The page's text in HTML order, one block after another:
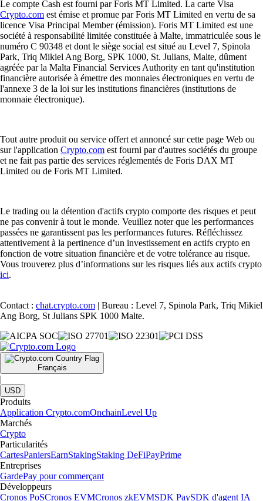
Le compte Cash est fourni par Foris MT Limited. La carte Visa
Crypto.com est émise et promue par Foris MT Limited en vertu de sa
licence Visa Principal Member (émission). Foris MT Limited est une
société à responsabilité limitée constituée à Malte, immatriculée sous le
numéro C 90348 et dont le siège social est situé au Level 7, Spinola
Park, Triq Mikiel Ang Borg, SPK 1000, St. Julians, Malte, dûment
agréée par la Malta Financial Services Authority en tant qu'institution
financière autorisée à émettre des monnaies électroniques en vertu de
l'annexe 3 de la loi sur les institutions financières (institutions de
monnaie électronique).
Tout autre produit ou service offert et annoncé sur cette page Web ou
sur l'application Crypto.com est fourni par d'autres sociétés du groupe
et ne fait pas partie des services réglementés de Foris DAX MT
Limited ou de Foris MT Limited.
Le trading ou la détention d'actifs crypto comporte des risques et peut
ne pas convenir à tout le monde. Veuillez noter que les performances
passées ne garantissent pas les performances futures. Réfléchissez
attentivement à la pertinence d’un investissement en actifs crypto en
fonction de votre situation financière et de votre tolérance au risque.
Vous trouverez plus d’informations sur les risques liés aux actifs crypto
ici.
Contact : chat.crypto.com | Bureau : Level 7, Spinola Park, Triq Mikiel
Ang Borg, St Julians SPK 1000 Malte.
Français
|
USD
Produits
Application Crypto.comOnchainLevel Up
Marchés
Crypto
Particularités
CartesPaniersEarnStakingStaking DeFiPayPrime
Entreprises
GardePay pour commerçant
Développeurs
Cronos PoSCronos EVMCronos zkEVMSDK PaySDK d'agent IA